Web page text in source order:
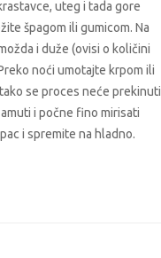
uteg i tada gore
špagom ili gumicom. Na
i duže (ovisi o količini
noći umotajte krpom ili
se proces neće prekinuti
i počne fino mirisati
i spremite na hladno.